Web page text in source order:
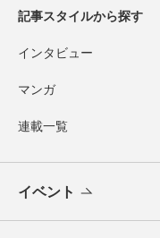
記事スタイルから探す
インタビュー
マンガ
連載一覧
イベント